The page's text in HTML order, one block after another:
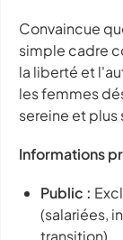
Convaincue
simple cadre
la liberté et
les femmes
sereine et
Informations
Public :
(salariées,
transition).